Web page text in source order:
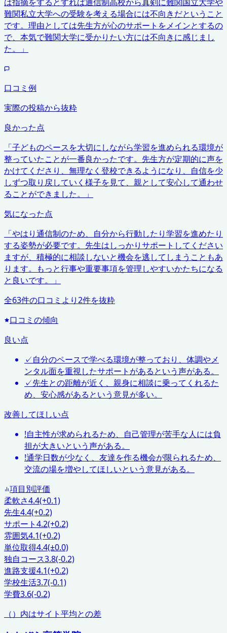
難関私立大学への受験を考える場合には不向きだということ
です。理由としては先生方が心のサポートをメインとするの
で、本気で難関大学に受かりたい方には不向きに感じまし
た。
」
口コミ例
実際の投稿から抜粋
良かった点
「子どものペースを大切にしながら学習を進められる環境が
整っていたことが一番良かったです。先生方が定期的に声を
かけてくださり、無理なく登校できるようになり、自信を少
しずつ取り戻していく様子を見て、親として安心して通わせ
ることができました。
」
気になった点
「やはり通信制のため、自分から行動したり学習を進めたり
する姿勢が必要です。先生はしっかりサポートしてください
ますが、積極的に相談しないと機会を逃してしまうこともあ
ります。もっと行事や重要事項を管理しやすいかたちになる
と良いです。
」
全63件の口コミより2件を抜粋
口コミの傾向
良い点
✓自分のペースで学べる環境が整っており、体調やメ
ンタル面を重視したサポートがあるという声がある。
✓先生との距離が近く、親身に相談に乗ってくれるた
め、安心感があるという意見が多い。
改善してほしい点
!自主性が求められるため、自己管理が苦手な人には負
担が大きいという声がある。
!通学日数が少なく、友達を作る機会が限られるため、
交流の場を増やしてほしいという意見がある。
項目別評価
柔軟さ4.4(+0.1)
先生4.4(+0.2)
サポート4.2(+0.2)
雰囲気4.1(+0.2)
単位取得4.4(±0.0)
独自コース3.8(-0.2)
進路支援4.1(+0.2)
学校生活3.7(-0.1)
学費3.6(-0.2)
（）内はサイト平均との差